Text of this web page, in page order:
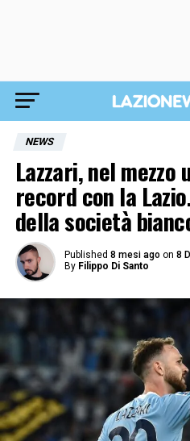
NEWS
Lazzari, nel mezzo
record con la
della società
Published 8 mesi ago on 8
By Filippo Di Santo